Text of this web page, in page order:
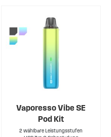
Vaporesso Vibe SE
Pod Kit
2 wählbare Leistungsstufen